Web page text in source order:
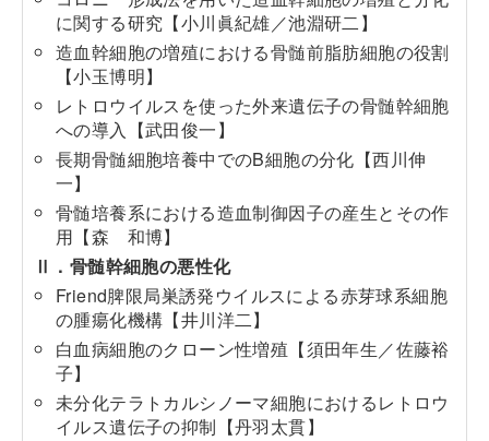
に関する研究【小川眞紀雄／池淵研二】
造血幹細胞の増殖における骨髄前脂肪細胞の役割
【小玉博明】
レトロウイルスを使った外来遺伝子の骨髄幹細胞
への導入【武田俊一】
長期骨髄細胞培養中でのB細胞の分化【西川伸
一】
骨髄培養系における造血制御因子の産生とその作
用【森 和博】
Ⅱ．骨髄幹細胞の悪性化
Friend脾限局巣誘発ウイルスによる赤芽球系細胞
の腫瘍化機構【井川洋二】
白血病細胞のクローン性増殖【須田年生／佐藤裕
子】
未分化テラトカルシノーマ細胞におけるレトロウ
イルス遺伝子の抑制【丹羽太貫】